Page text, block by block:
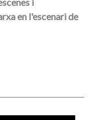
en l'escenari de